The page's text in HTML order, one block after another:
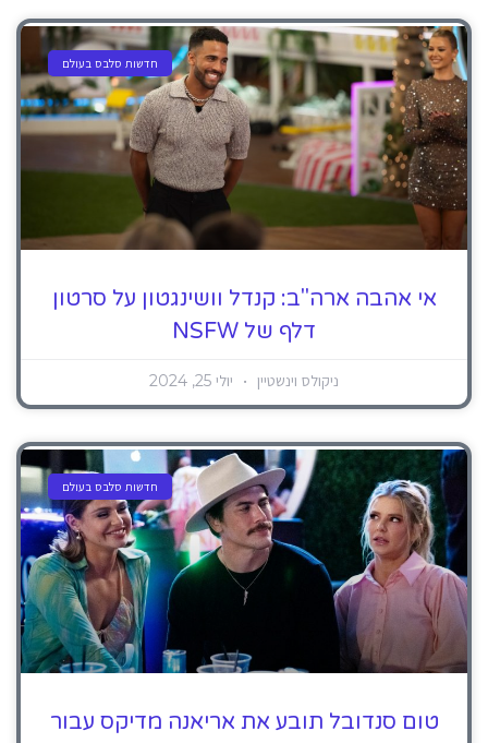
חדשות סלבס בעולם
אי אהבה ארה"ב: קנדל וושינגטון על סרטון
דלף של NSFW
ניקולס וינשטיין יולי 25, 2024
חדשות סלבס בעולם
טום סנדובל תובע את אריאנה מדיקס עבור